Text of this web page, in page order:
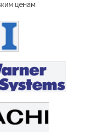
ценам.